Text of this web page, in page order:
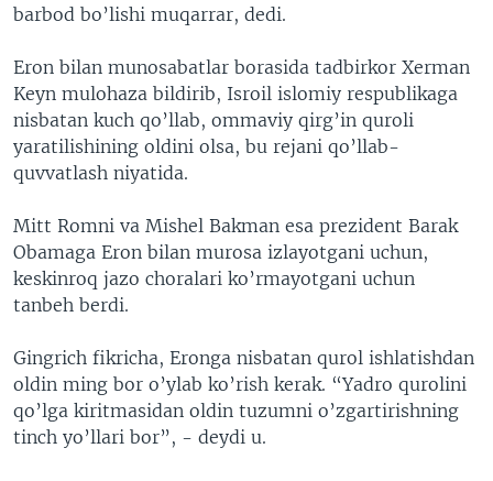
barbod bo’lishi muqarrar, dedi.
Eron bilan munosabatlar borasida tadbirkor Xerman
Keyn mulohaza bildirib, Isroil islomiy respublikaga
nisbatan kuch qo’llab, ommaviy qirg’in quroli
yaratilishining oldini olsa, bu rejani qo’llab-
quvvatlash niyatida.
Mitt Romni va Mishel Bakman esa prezident Barak
Obamaga Eron bilan murosa izlayotgani uchun,
keskinroq jazo choralari ko’rmayotgani uchun
tanbeh berdi.
Gingrich fikricha, Eronga nisbatan qurol ishlatishdan
oldin ming bor o’ylab ko’rish kerak. “Yadro qurolini
qo’lga kiritmasidan oldin tuzumni o’zgartirishning
tinch yo’llari bor”, - deydi u.